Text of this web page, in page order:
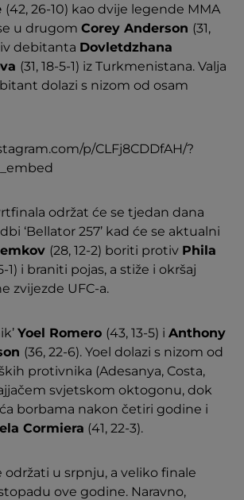
(42, 26-10) kao dvije legende MMA
u drugom Corey Anderson (31,
debitanta Dovletdzhana
(31, 18-5-1) iz Turkmenistana. Valja
dolazi s nizom od osam
p/CLFj8CDDfAH/?
održat će se tjedan dana
‘Bellator 257’ kad će se aktualni
(28, 12-2) boriti protiv Phila
1) i braniti pojas, a stiže i okršaj
zvijezde UFC-a.
Yoel Romero (43, 13-5) i Anthony
(36, 22-6). Yoel dolazi s nizom od
protivnika (Adesanya, Costa,
svjetskom oktogonu, dok
borbama nakon četiri godine i
Cormiera (41, 22-3).
održati u srpnju, a veliko finale
ove godine. Naravno,